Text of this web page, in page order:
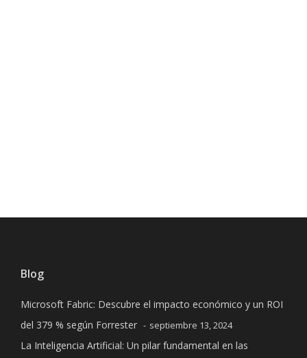
Blog
Microsoft Fabric: Descubre el impacto económico y un ROI
del 379 % según Forrester
septiembre 13, 2024
La Inteligencia Artificial: Un pilar fundamental en las